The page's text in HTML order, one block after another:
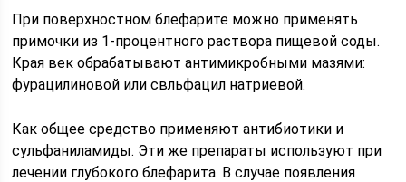
При поверхностном блефарите можно применять
примочки из 1-процентного раствора пищевой соды.
Края век обрабатывают антимикробными мазями:
фурацилиновой или свльфацил натриевой.
Как общее средство применяют антибиотики и
сульфаниламиды. Эти же препараты используют при
лечении глубокого блефарита. В случае появления